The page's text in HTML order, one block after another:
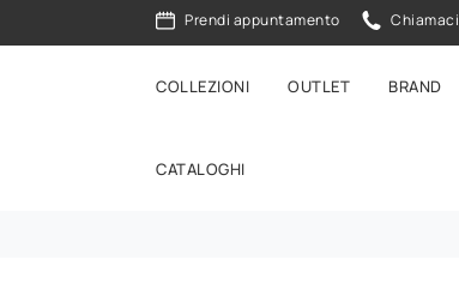
Prendi appuntamento Chiamaci
COLLEZIONI OUTLET BRAND
CATALOGHI